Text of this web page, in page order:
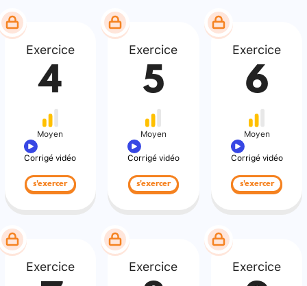
Exercice
4
Moyen
Corrigé vidéo
s'exercer
Exercice
5
Moyen
Corrigé vidéo
s'exercer
Exercice
6
Moyen
Corrigé vidéo
s'exercer
Exercice Exercice Exercice